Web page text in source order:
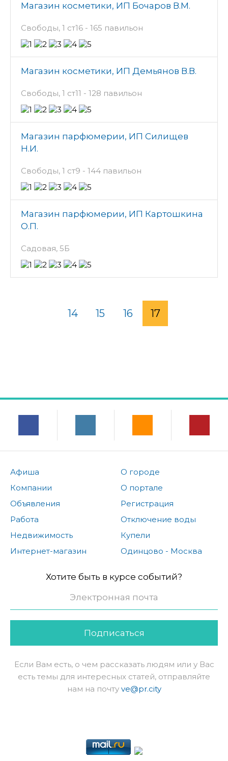
Магазин косметики, ИП Бочаров В.М.
Свободы, 1 ст16 - 165 павильон
Магазин косметики, ИП Демьянов В.В.
Свободы, 1 ст11 - 128 павильон
Магазин парфюмерии, ИП Силищев
Н.И.
Свободы, 1 ст9 - 144 павильон
Магазин парфюмерии, ИП Картошкина
О.П.
Садовая, 5Б
14 15 16 17
Афиша
Компании
Объявления
Работа
Недвижимость
Интернет-магазин
О городе
О портале
Регистрация
Отключение воды
Купели
Одинцово - Москва
Хотите быть в курсе событий?
Подписаться
Если Вам есть, о чем рассказать людям или у Вас
есть темы для интересных статей, отправляйте
нам на почту ve@pr.city